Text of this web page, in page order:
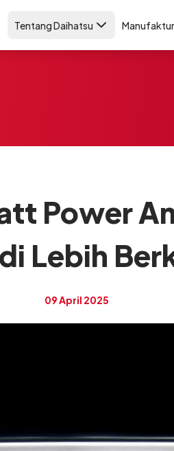
Tentang Daihatsu Manufaktur
Power
Lebih
09 April 2025